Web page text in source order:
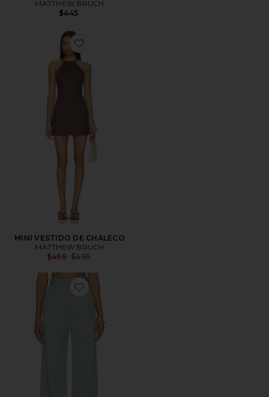
MATTHEW BRUCH
$445
Favorite MINI VESTIDO DE CHALECO
MINI VESTIDO DE CHALECO
MATTHEW BRUCH
$466 Previous price:
$495
Favorite PANTALÓN ANCHO CON CINTURÓN